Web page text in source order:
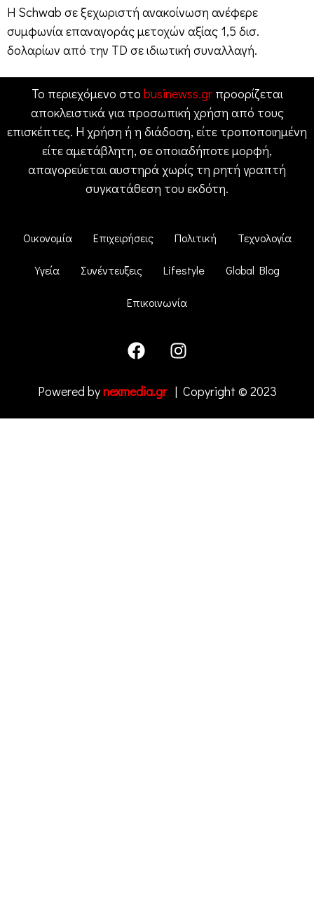
Η Schwab σε ξεχωριστή ανακοίνωση ανέφερε
συμφωνία επαναγοράς μετοχών αξίας 1,5 δισ.
δολαρίων από την TD σε ιδιωτική συναλλαγή.
Το περιεχόμενο στο businewss.grπροορίζεται
αποκλειστικά για προσωπική χρήση από τους
επισκέπτες. Η χρήση ή η διάδοση, είτε τροποποιημένη
είτε αμετάβλητη, σε οποιαδήποτε μορφή,
απαγορεύεται αυστηρά χωρίς τη ρητή γραπτή
συγκατάθεση του εκδότη.
Οικονομία Επιχειρήσεις Πολιτική Τεχνολογία
Υγεία Συνέντευξεις Lifestyle Global Blog
Επικοινωνία
Powered bynexmedia.gr| Copyright © 2023